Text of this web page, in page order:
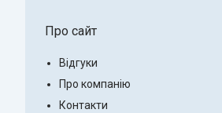
Про сайт
Відгуки
Про компанію
Контакти